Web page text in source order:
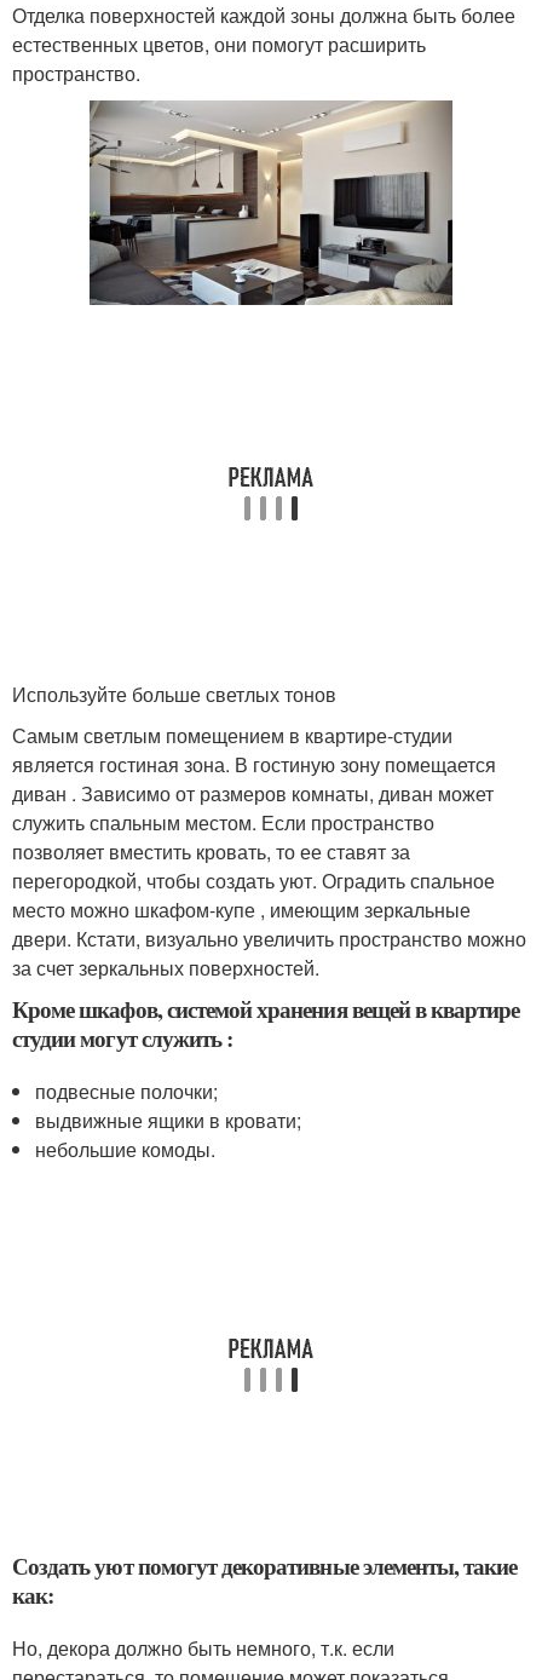
Отделка поверхностей каждой зоны должна быть более
естественных цветов, они помогут расширить
пространство.
Используйте больше светлых тонов
Самым светлым помещением в квартире-студии
является гостиная зона. В гостиную зону помещается
диван . Зависимо от размеров комнаты, диван может
служить спальным местом. Если пространство
позволяет вместить кровать, то ее ставят за
перегородкой, чтобы создать уют. Оградить спальное
место можно шкафом-купе , имеющим зеркальные
двери. Кстати, визуально увеличить пространство можно
за счет зеркальных поверхностей.
Кроме шкафов, системой хранения вещей в квартире
студии могут служить :
подвесные полочки;
выдвижные ящики в кровати;
небольшие комоды.
Создать уют помогут декоративные элементы, такие
как:
Но, декора должно быть немного, т.к. если